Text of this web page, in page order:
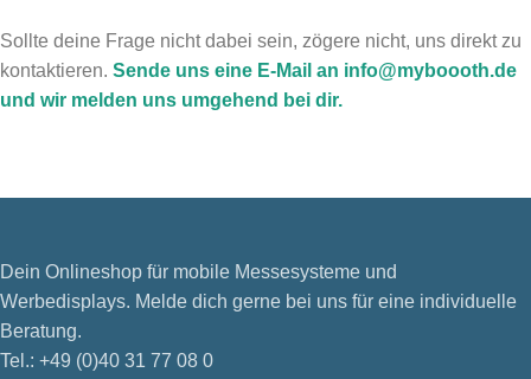
Sollte deine Frage nicht dabei sein, zögere nicht, uns direkt zu
kontaktieren. Sende uns eine E-Mail an info@myboooth.de
und wir melden uns umgehend bei dir.
Dein Onlineshop für mobile Messesysteme und
Werbedisplays. Melde dich gerne bei uns für eine individuelle
Beratung.
Tel.: +49 (0)40 31 77 08 0